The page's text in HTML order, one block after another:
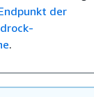
der
.